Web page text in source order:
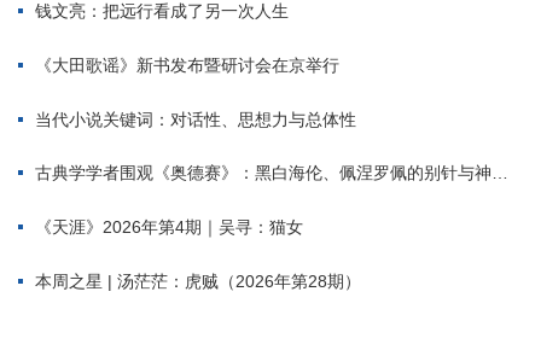
钱文亮：把远行看成了另一次人生
《大田歌谣》新书发布暨研讨会在京举行
当代小说关键词：对话性、思想力与总体性
古典学学者围观《奥德赛》：黑白海伦、佩涅罗佩的别针与神秘入侵者
《天涯》2026年第4期｜吴寻：猫女
本周之星 | 汤茫茫：虎贼（2026年第28期）